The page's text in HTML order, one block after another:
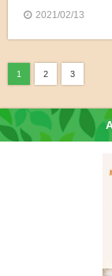
2021/02/13
1 2 3